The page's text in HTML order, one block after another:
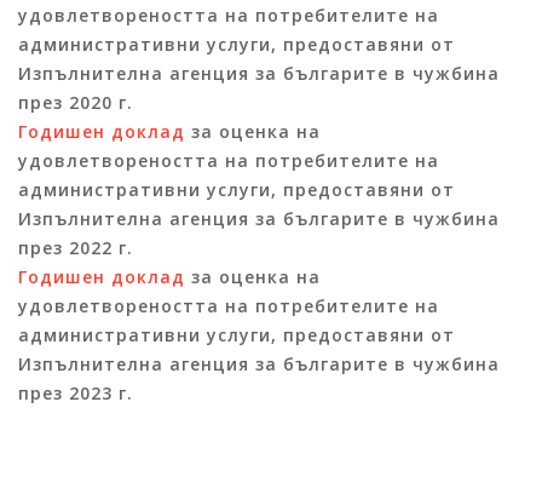
удовлетвореността на потребителите на
административни услуги, предоставяни от
Изпълнителна агенция за българите в чужбина
през 2020 г.
Годишен доклад за оценка на
удовлетвореността на потребителите на
административни услуги, предоставяни от
Изпълнителна агенция за българите в чужбина
през 2022 г.
Годишен доклад за оценка на
удовлетвореността на потребителите на
административни услуги, предоставяни от
Изпълнителна агенция за българите в чужбина
през 2023 г.